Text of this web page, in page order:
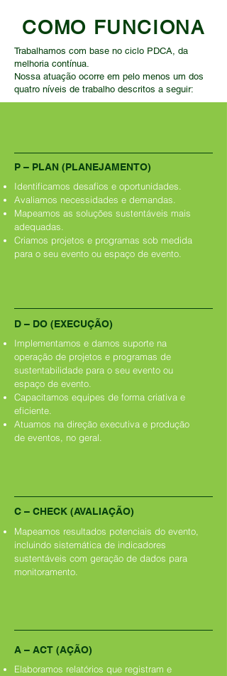
COMO FUNCIONA
Trabalhamos com base no ciclo PDCA, da
melhoria contínua.
Nossa atuação ocorre em pelo menos um dos
quatro níveis de trabalho descritos a seguir:
P – PLAN (PLANEJAMENTO)
Identificamos desafios e oportunidades.
Avaliamos necessidades e demandas.
Mapeamos as soluções sustentáveis mais
adequadas.
Criamos projetos e programas sob medida
para o seu evento ou espaço de evento.
D – DO (EXECUÇÃO)
Implementamos e damos suporte na
operação de projetos e programas de
sustentabilidade para o seu evento ou
espaço de evento.
Capacitamos equipes de forma criativa e
eficiente.
Atuamos na direção executiva e produção
de eventos, no geral.
C – CHECK (AVALIAÇÃO)
Mapeamos resultados potenciais do evento,
incluindo sistemática de indicadores
sustentáveis com geração de dados para
monitoramento.
A – ACT (AÇÃO)
Elaboramos relatórios que registram e